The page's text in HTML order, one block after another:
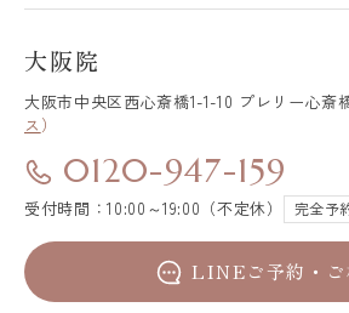
大阪院
大阪市中央区西心斎橋1-1-10 プレリー心斎
ス ）
0120-947-159
受付時間：10:00～19:00（不定休） 完全予
LINEご予約・ご